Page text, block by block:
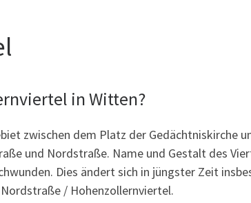
in Witten?
zwischen dem Platz der Gedächtniskirche
und Nordstraße. Name und Gestalt des
Dies ändert sich in jüngster Zeit
/ Hohenzollernviertel.